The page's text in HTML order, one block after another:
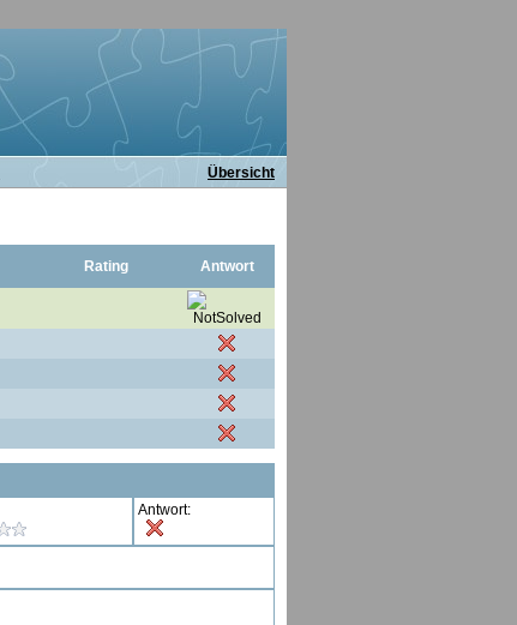
Übersicht
Rating Antwort
Antwort: